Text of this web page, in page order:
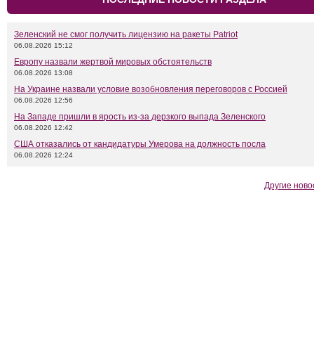
Зеленский не смог получить лицензию на ракеты Patriot
06.08.2026 15:12
Европу назвали жертвой мировых обстоятельств
06.08.2026 13:08
На Украине назвали условие возобновления переговоров с Россией
06.08.2026 12:56
На Западе пришли в ярость из-за дерзкого выпада Зеленского
06.08.2026 12:42
США отказались от кандидатуры Умерова на должность посла
06.08.2026 12:24
Другие